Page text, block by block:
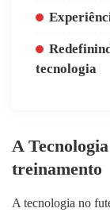
tecnologia
A
treinamento
A tecnologia no